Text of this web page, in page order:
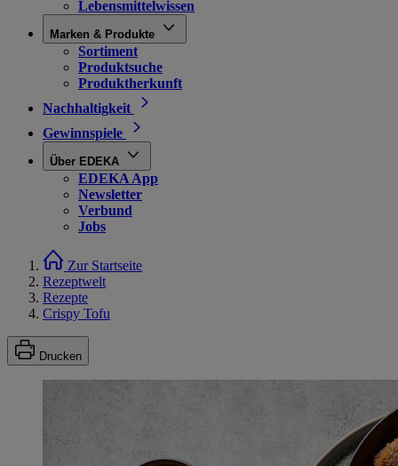
Lebensmittelwissen
Marken & Produkte
Sortiment
Produktsuche
Produktherkunft
Nachhaltigkeit
Gewinnspiele
Über EDEKA
EDEKA App
Newsletter
Verbund
Jobs
Zur Startseite
Rezeptwelt
Rezepte
Crispy Tofu
Drucken